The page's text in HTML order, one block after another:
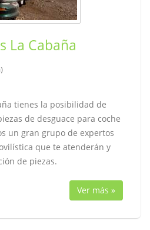
La Cabaña
tienes la posibilidad de
de desguace para coche
un gran grupo de expertos
que te atenderán y
de piezas.
Ver más »